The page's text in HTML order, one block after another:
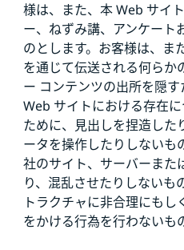
様は、また、本 Web サイ
ー、ねずみ講、アンケート
のとします。お客様は、ま
を通じて伝送される何らか
ー コンテンツの出所を隠
Web サイトにおける存在
ために、見出しを捏造した
ータを操作したりしないも
社のサイト、サーバーまた
り、混乱させたりしないも
トラクチャに非合理にも
をかける行為を行わないも